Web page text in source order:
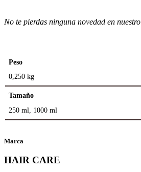
No te pierdas ninguna novedad en nuestro
Peso
0,250 kg
Tamaño
250 ml, 1000 ml
Marca
HAIR CARE